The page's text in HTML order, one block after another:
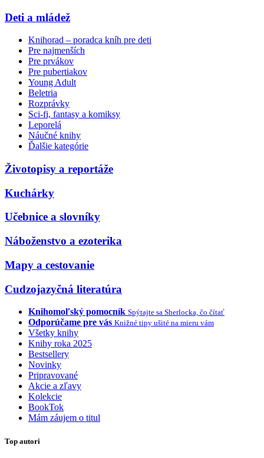
Deti a mládež
Knihorad – poradca kníh pre deti
Pre najmenších
Pre prvákov
Pre pubertiakov
Young Adult
Beletria
Rozprávky
Sci-fi, fantasy a komiksy
Leporelá
Náučné knihy
Ďalšie kategórie
Životopisy a reportáže
Kuchárky
Učebnice a slovníky
Náboženstvo a ezoterika
Mapy a cestovanie
Cudzojazyčná literatúra
Knihomoľský pomocník Spýtajte sa Sherlocka, čo čítať
Odporúčame pre vás Knižné tipy ušité na mieru vám
Všetky knihy
Knihy roka 2025
Bestsellery
Novinky
Pripravované
Akcie a zľavy
Kolekcie
BookTok
Mám záujem o titul
Top autori